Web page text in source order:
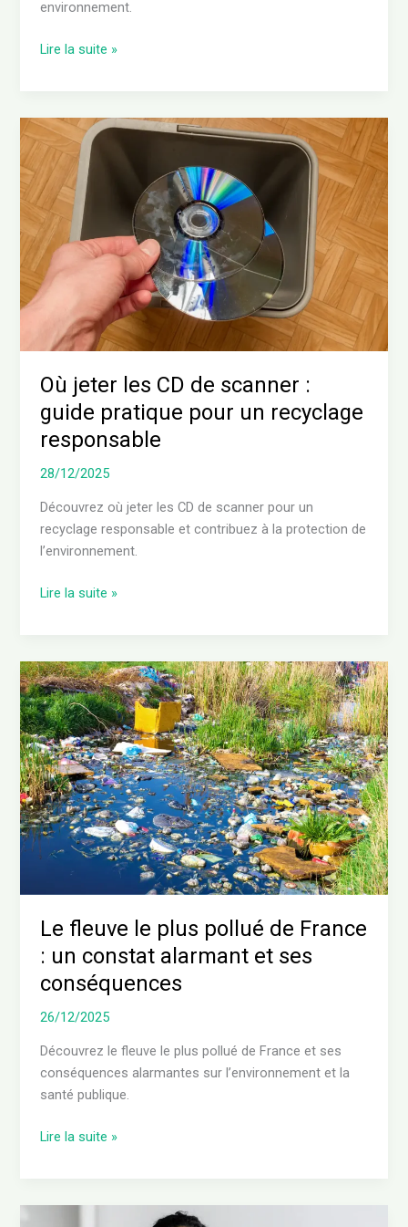
environnement.
Lire la suite »
Où jeter les CD de scanner :
guide pratique pour un recyclage
responsable
28/12/2025
Découvrez où jeter les CD de scanner pour un
recyclage responsable et contribuez à la protection de
l’environnement.
Où
jeter
les
CD
de
scanner
:
guide
pratique
un
responsable
Lire la suite »
Le fleuve le plus pollué de France
: un constat alarmant et ses
conséquences
26/12/2025
Découvrez le fleuve le plus pollué de France et ses
conséquences alarmantes sur l’environnement et la
santé publique.
Le
fleuve
le
plus
pollué
de
France
:
un
constat
alarmant
ses
conséquences
Lire la suite »